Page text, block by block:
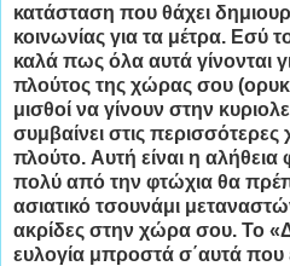
κατάσταση που θάχει
κοινωνίας για τα μέτρα. Εσύ
καλά πως όλα αυτά γίνονται
πλούτος της χώρας σου
μισθοί να γίνουν στην
συμβαίνει στις
πλούτο. Αυτή είναι η
πολύ από την φτώχια θα
ασιατικό τσουνάμι
ακρίδες στην χώρα σου. Το
ευλογία μπροστά σ΄αυτά